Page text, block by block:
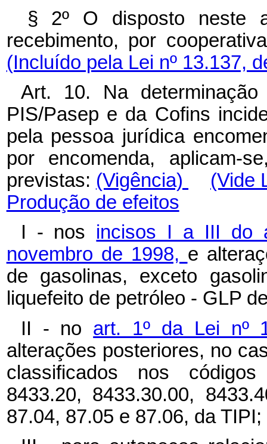
§ 2º O disposto neste
recebimento, por
(Incluído pela Lei nº 13.137,
Art. 10. Na
PIS/Pasep e da Cofins
pela pessoa jurídica
por encomenda, aplicam-
previstas: (Vigência)
(Vide
Produção de efeitos
I - nos incisos I a III do
novembro de 1998, e
de gasolinas, exceto
liquefeito de petróleo - GLP
II - no art. 1º da Lei nº
alterações posteriores, no
classificados nos
8433.20, 8433.30.00,
87.04, 87.05 e 87.06, da TIPI;